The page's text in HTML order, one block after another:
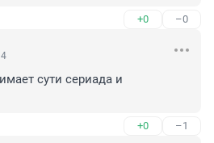
+0 –0
сути сериада и
+0 –1